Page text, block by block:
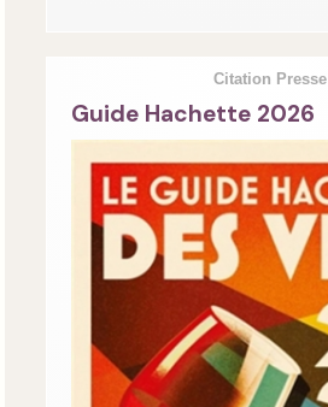
Citation Presse
Guide Hachette 2026